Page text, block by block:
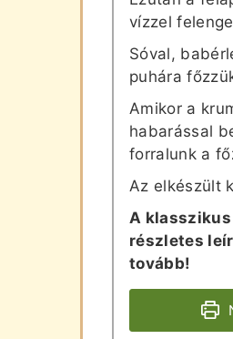
vízzel
Sóval,
puhára
Amikor a
habarással
forralunk a
Az elkészült
A
részletes
tovább!